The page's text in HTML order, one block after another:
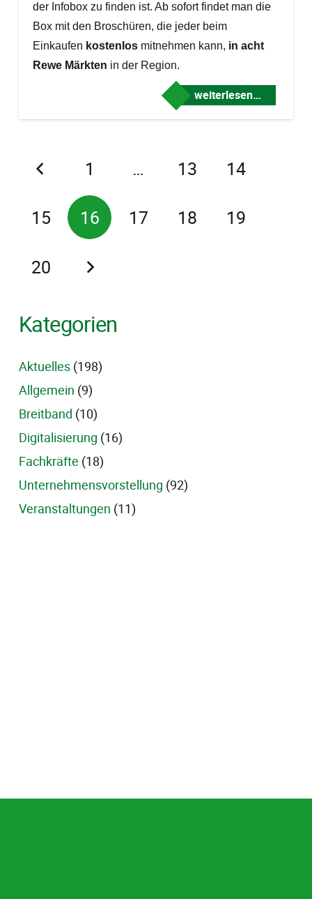
der Infobox zu finden ist. Ab sofort findet man die
Box mit den Broschüren, die jeder beim
Einkaufen kostenlosmitnehmen kann, in acht
Rewe Märkten in der Region.
weiterlesen…
1 … 13 14
15 16 17 18 19
20
Kategorien
Aktuelles (198)
Allgemein (9)
Breitband (10)
Digitalisierung (16)
Fachkräfte (18)
Unternehmensvorstellung (92)
Veranstaltungen (11)